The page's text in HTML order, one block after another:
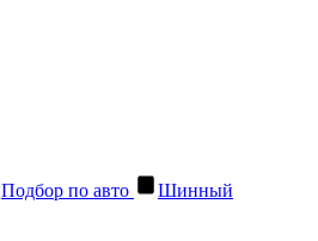
Подбор по авто
Шинный